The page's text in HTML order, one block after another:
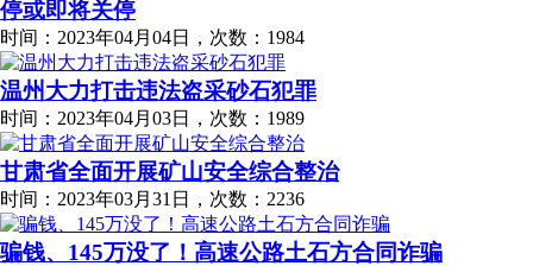
停或即将关停
时间：2023年04月04日，次数：1984
温州大力打击违法盗采砂石犯罪
时间：2023年04月03日，次数：1989
甘肃省全面开展矿山安全综合整治
时间：2023年03月31日，次数：2236
骗钱、145万没了！高速公路土石方合同诈骗